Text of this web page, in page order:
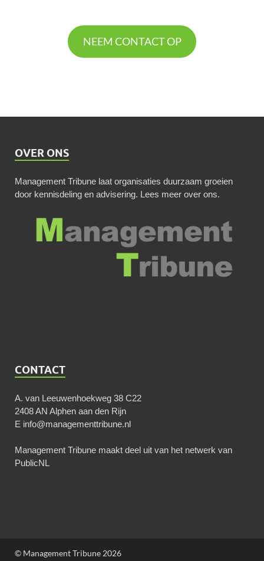
NEEM CONTACT OP
OVER ONS
Management Tribune laat organisaties duurzaam groeien
door kennisdeling en advisering. Lees meer over ons.
CONTACT
A. van Leeuwenhoekweg 38 C22
2408 AN Alphen aan den Rijn
E info@managementtribune.nl
Management Tribune maakt deel uit van het netwerk van
PublicNL
© Management Tribune 2026